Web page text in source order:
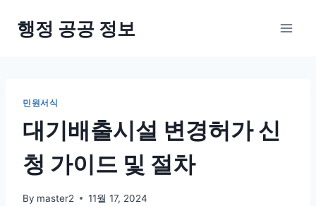
행정 공공 정보
민원서식
대기배출시설 변경허가 신
청 가이드 및 절차
By master2 11월 17, 2024